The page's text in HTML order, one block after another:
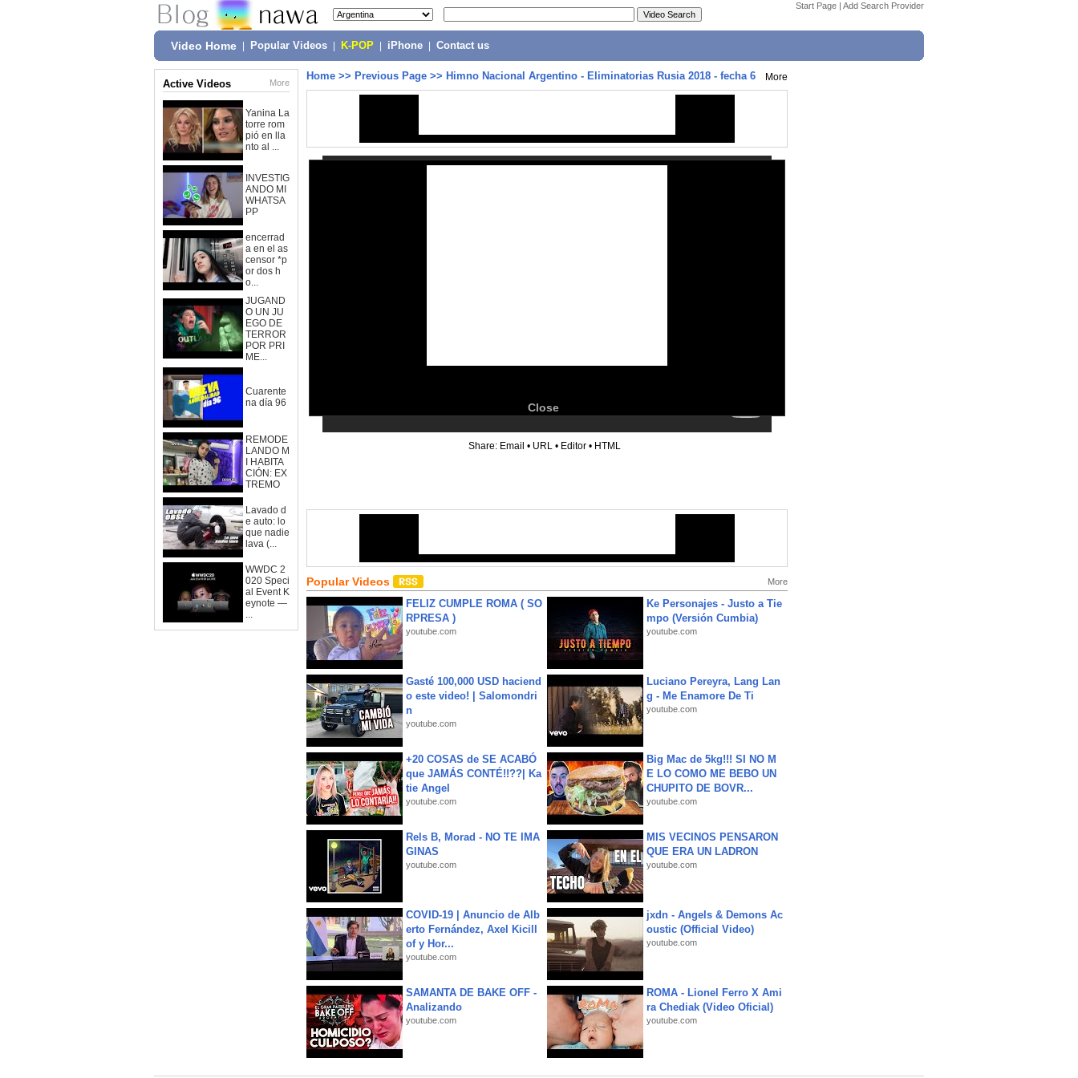
Start Page | Add Search Provider
Video Home Popular Videos K-POP iPhone Contact us
Active Videos More
Yanina La
torre rom
pió en lla
nto al ...
INVESTIG
ANDO MI
WHATSA
PP
encerrad
a en el as
censor *p
or dos h
o...
JUGAND
O UN JU
EGO DE
TERROR
POR PRI
ME...
Cuarente
na día 96
REMODE
LANDO M
I HABITA
CIÓN: EX
TREMO
Lavado d
e auto: lo
que nadie
lava (...
WWDC 2
020 Speci
al Event K
eynote —
...
Home >> Previous Page >> Himno Nacional Argentino - Eliminatorias Rusia 2018 - fecha 6 More
Close
Share: Email • URL • Editor • HTML
Popular Videos More
FELIZ CUMPLE ROMA ( SO
RPRESA )
youtube.com
Ke Personajes - Justo a Tie
mpo (Versión Cumbia)
youtube.com
Gasté 100,000 USD haciend
o este video! | Salomondri
n
youtube.com
Luciano Pereyra, Lang Lan
g - Me Enamore De Ti
youtube.com
+20 COSAS de SE ACABÓ
que JAMÁS CONTÉ!!??| Ka
tie Angel
youtube.com
Big Mac de 5kg!!! SI NO M
E LO COMO ME BEBO UN
CHUPITO DE BOVR...
youtube.com
Rels B, Morad - NO TE IMA
GINAS
youtube.com
MIS VECINOS PENSARON
QUE ERA UN LADRON
youtube.com
COVID-19 | Anuncio de Alb
erto Fernández, Axel Kicill
of y Hor...
youtube.com
jxdn - Angels & Demons Ac
oustic (Official Video)
youtube.com
SAMANTA DE BAKE OFF -
Analizando
youtube.com
ROMA - Lionel Ferro X Ami
ra Chediak (Video Oficial)
youtube.com